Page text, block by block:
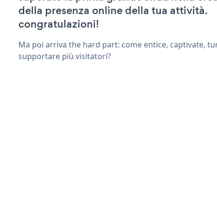
della presenza online della tua attività.
congratulazioni!
Ma poi arriva the hard part: come entice, captivate,
supportare più visitatori?